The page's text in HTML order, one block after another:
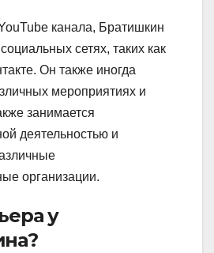
канала, Братишкин
сетях, таких как
Он также иногда
мероприятиях и
занимается
деятельностью и
организации.
у